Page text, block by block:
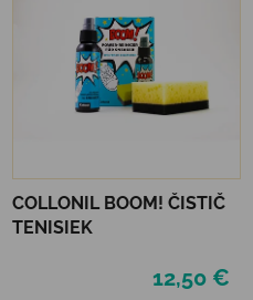
COLLONIL BOOM! ČISTIČ
TENISIEK
12,50 €